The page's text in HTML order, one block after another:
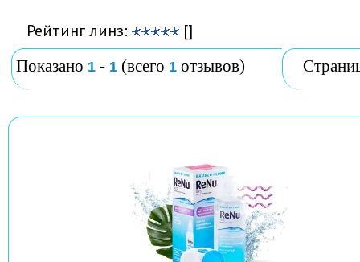
Рейтинг линз: []
Показано 1 - 1 (всего 1 отзывов)